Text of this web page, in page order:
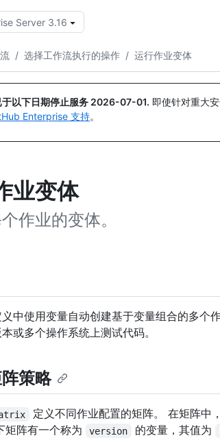
Server 3.16
/ 选择工作流执行的操作 / 运行作业变体
以下日期停止服务 2026-07-01. 即使针对重大
Enterprise 支持。
业变体
作业的变体。
中使用变量自动创建基于变量组合的多个
或多个操作系统上测试代码。
策略
定义不同作业配置的矩阵。 在矩阵中
矩阵有一个称为
version 的变量，其值为